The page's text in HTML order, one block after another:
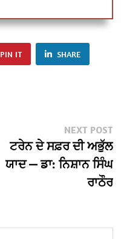
PIN IT SHARE
NEXT POST
ਟਰੇਨ ਦੇ ਸਫ਼ਰ ਦੀ ਅਭੁੱਲ
ਯਾਦ — ਡਾ: ਨਿਸ਼ਾਨ ਸਿੰਘ
ਰਾਠੌਰ